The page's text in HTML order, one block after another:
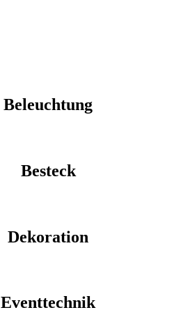
Beleuchtung
Besteck
Dekoration
Eventtechnik